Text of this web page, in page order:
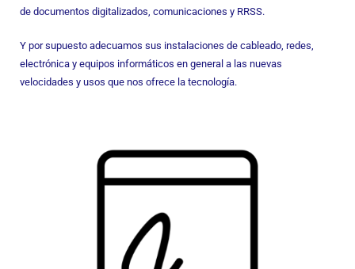
de documentos digitalizados, comunicaciones y RRSS.
Y por supuesto adecuamos sus instalaciones de cableado, redes,
electrónica y equipos informáticos en general a las nuevas
velocidades y usos que nos ofrece la tecnología.